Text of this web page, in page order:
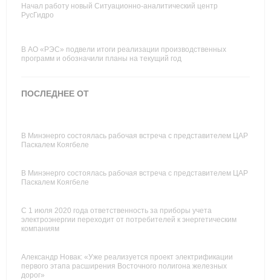
Начал работу новый Ситуационно-аналитический центр
РусГидро
В АО «РЭС» подвели итоги реализации производственных
программ и обозначили планы на текущий год
ПОСЛЕДНЕЕ ОТ
В Минэнерго состоялась рабочая встреча с представителем ЦАР
Паскалем Коягбеле
В Минэнерго состоялась рабочая встреча с представителем ЦАР
Паскалем Коягбеле
С 1 июля 2020 года ответственность за приборы учета
электроэнергии переходит от потребителей к энергетическим
компаниям
Александр Новак: «Уже реализуется проект электрификации
первого этапа расширения Восточного полигона железных
дорог»